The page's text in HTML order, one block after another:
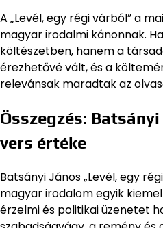
A „Levél, egy régi várból” a
magyar irodalmi kánonnak.
költészetben, hanem a
érezhetővé vált, és a
relevánsak maradtak az
Összegzés:
vers értéke
Batsányi János „Levél, egy
magyar irodalom egyik
érzelmi és politikai üzenetet